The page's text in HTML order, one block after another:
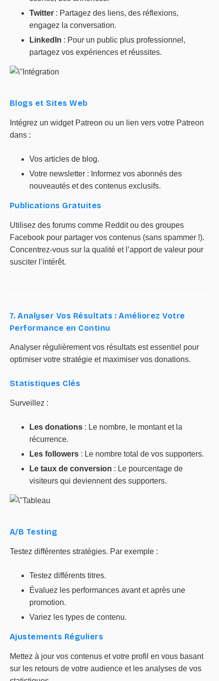
Twitter : Partagez des liens, des réflexions,
engagez la conversation.
LinkedIn : Pour un public plus professionnel,
partagez vos expériences et réussites.
Blogs et Sites Web
Intégrez un widget Patreon ou un lien vers votre Patreon
dans :
Vos articles de blog.
Votre newsletter : Informez vos abonnés des
nouveautés et des contenus exclusifs.
Publications Gratuites
Utilisez des forums comme Reddit ou des groupes
Facebook pour partager vos contenus (sans spammer !).
Concentrez-vous sur la qualité et l’apport de valeur pour
susciter l’intérêt.
7. Analyser Vos Résultats : Améliorez Votre
Performance en Continu
Analyser régulièrement vos résultats est essentiel pour
optimiser votre stratégie et maximiser vos donations.
Statistiques Clés
Surveillez :
Les donations : Le nombre, le montant et la
récurrence.
Les followers : Le nombre total de vos supporters.
Le taux de conversion : Le pourcentage de
visiteurs qui deviennent des supporters.
A/B Testing
Testez différentes stratégies. Par exemple :
Testez différents titres.
Évaluez les performances avant et après une
promotion.
Variez les types de contenu.
Ajustements Réguliers
Mettez à jour vos contenus et votre profil en vous basant
sur les retours de votre audience et les analyses de vos